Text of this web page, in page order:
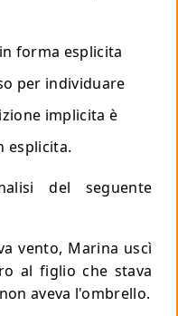
forma esplicita
per individuare
implicita è
esplicita.
del seguente
vento, Marina uscì
al figlio che stava
aveva l'ombrello.